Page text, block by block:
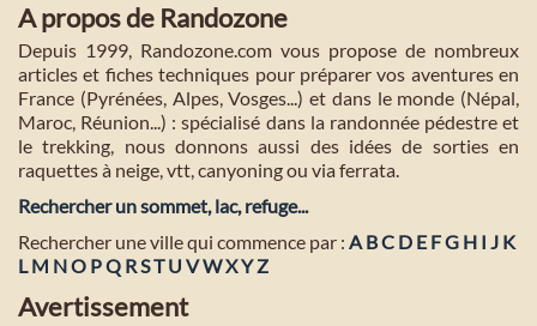
A propos de Randozone
Depuis 1999, Randozone.com vous propose de nombreux
articles et fiches techniques pour préparer vos aventures en
France (Pyrénées, Alpes, Vosges...) et dans le monde (Népal,
Maroc, Réunion...) : spécialisé dans la randonnée pédestre et
le trekking, nous donnons aussi des idées de sorties en
raquettes à neige, vtt, canyoning ou via ferrata.
Rechercher un sommet, lac, refuge...
Rechercher une ville qui commence par : A BC D E FG H I J K
L M NO PQ RST U VWXYZ
Avertissement